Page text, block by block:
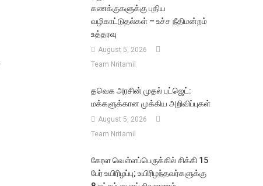
கணக்குகளுக்கு புதிய
வழிகாட்டுதல்கள் – உச்ச நீதிமன்றம்
உத்தரவு
August 5, 2026
Team Nritamil
தவெக அரசின் முதல் பட்ஜெட்:
மக்களுக்கான முக்கிய அறிவிப்புகள்
August 5, 2026
Team Nritamil
கேரள வெள்ளப்பெருக்கில் சிக்கி 15
பேர் உயிரிழப்பு; உயிரிழந்தவர்களுக்கு